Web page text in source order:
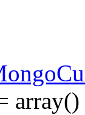
array()